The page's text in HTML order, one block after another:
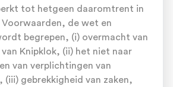
tot hetgeen daaromtrent in
Voorwaarden, de wet en
begrepen, (i) overmacht van
Knipklok, (ii) het niet naar
van verplichtingen van
(iii) gebrekkigheid van zaken,